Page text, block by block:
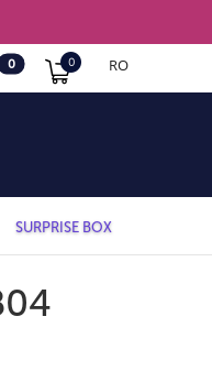
RO
0 0
SURPRISE BOX